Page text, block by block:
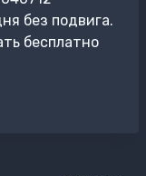
без подвига.
бесплатно